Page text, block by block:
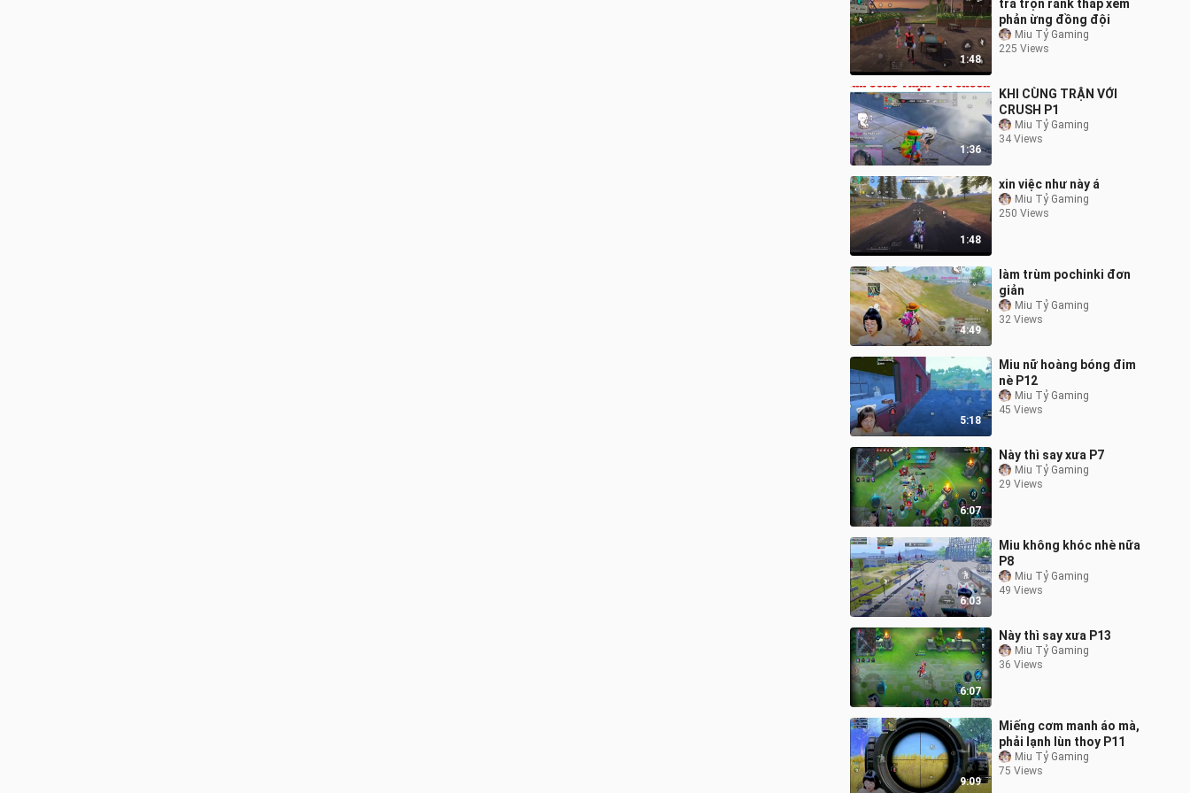
1:48
trà trộn rank thấp xem
phản ừng đồng đội
Miu Tỷ Gaming
225 Views
1:36
KHI CÙNG TRẬN VỚI
CRUSH P1
Miu Tỷ Gaming
34 Views
1:48
xin việc như này á
Miu Tỷ Gaming
250 Views
4:49
làm trùm pochinki đơn
giản
Miu Tỷ Gaming
32 Views
5:18
Miu nữ hoàng bóng đim
nè P12
Miu Tỷ Gaming
45 Views
6:07
Này thì say xưa P7
Miu Tỷ Gaming
29 Views
6:03
Miu không khóc nhè nữa
P8
Miu Tỷ Gaming
49 Views
6:07
Này thì say xưa P13
Miu Tỷ Gaming
36 Views
9:09
Miếng cơm manh áo mà,
phải lạnh lùn thoy P11
Miu Tỷ Gaming
75 Views